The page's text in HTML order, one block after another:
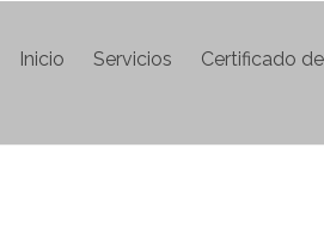
Inicio Servicios Certificado